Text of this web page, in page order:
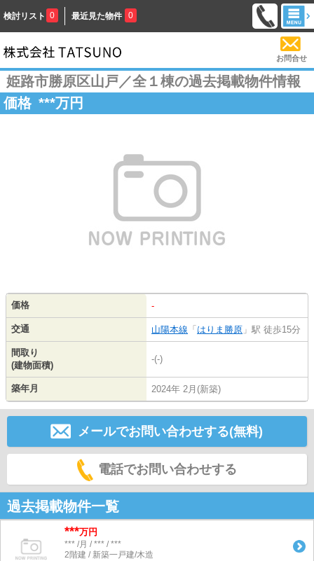
検討リスト 0 最近見た物件 0
お問合せ
姫路市勝原区山戸／全１棟の過去掲載物件情報
価格 ***万円
価格 -
交通 山陽本線 「 はりま勝原 」駅 徒歩15分
間取り
(建物面積)
-(-)
築年月 2024年 2月(新築)
メールでお問い合わせする(無料)
電話でお問い合わせする
過去掲載物件一覧
***万円
*** /月 / *** / ***
2階建 / 新築一戸建/木造